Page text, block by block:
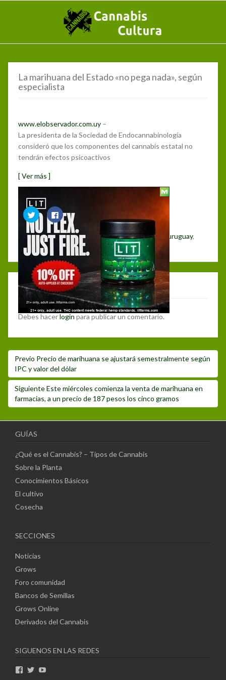
La marihuana del Estado «no pega nada», según
especialista
www.elobservador.com.uy –
La presidenta de la Sociedad de Endocannabinología
consideró que los componentes del cannabis estatal no
tendrán efectos psicoactivos
[ Ver más ]
Compártelo:
Haz
clic
compartir
en
Twitter
(Se
abre
en
una
ventana
nueva)
Haz
clic
para
compartir
en
Facebook
(Se
abre
en
una
ventana
nueva)
Posted
on
14 julio, 2017 Author
Categories
noticias Tags
farmacias,marihuana uruguay,
venta
Deja un comentario
Debes hacerlogin para publicar un comentario.
Navegación
de
entradas
Previo Post
anterior:
Precio de marihuana se ajustará semestralmente según
IPC y valor del dólar
SiguienteSiguiente
post:
Este miércoles comienza la venta de marihuana en
farmacias, a un precio de 187 pesos los cinco gramos
GUÍAS
¿Qué es el Cannabis? – Tipos de Cannabis
Sobre la Planta
Conocimientos Básicos
El cultivo
Cosecha
SECCIONES
Noticias
Grows
Foro comunidad
Bancos de Semillas
Grows Online
Derivados del Cannabis
SIGUENOS EN LAS REDES
Ver Ver